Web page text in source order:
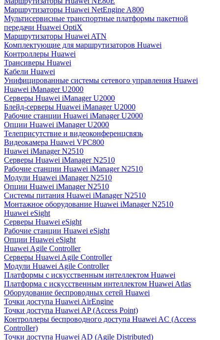
Маршрутизаторы Huawei NetEngine A800
Мультисервисные транспортные платформы пакетной
передачи Huawei OptiX
Маршрутизаторы Huawei ATN
Комплектующие для маршрутизаторов Huawei
Контроллеры Huawei
Трансиверы Huawei
Кабели Huawei
Унифицированные системы сетевого управления Huawei
Huawei iManager U2000
Серверы Huawei iManager U2000
Блейд-серверы Huawei iManager U2000
Рабочие станции Huawei iManager U2000
Опции Huawei iManager U2000
Телеприсутствие и видеоконференцсвязь
Видеокамера Huawei VPC800
Huawei iManager N2510
Серверы Huawei iManager N2510
Рабочие станции Huawei iManager N2510
Модули Huawei iManager N2510
Опции Huawei iManager N2510
Системы питания Huawei iManager N2510
Монтажное оборудование Huawei iManager N2510
Huawei eSight
Серверы Huawei eSight
Рабочие станции Huawei eSight
Опции Huawei eSight
Huawei Agile Controller
Серверы Huawei Agile Controller
Модули Huawei Agile Controller
Платформы с искусственным интеллектом Huawei
Платформа с искусственным интеллектом Huawei Atlas
Оборудование беспроводных сетей Huawei
Точки доступа Huawei AirEngine
Точки доступа Huawei AP (Access Point)
Контроллеры беспроводного доступа Huawei AC (Access
Controller)
Точки доступа Huawei AD (Agile Distributed)